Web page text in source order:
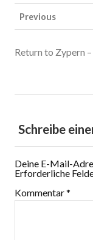
Previous
Return to Zypern
Schreibe
Deine E-Mail-
Erforderliche
Kommentar*